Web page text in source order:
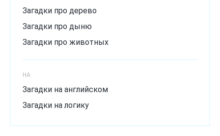
Загадки про дерево
Загадки про дыню
Загадки про животных
Загадки про лёд
Загадки про лето
Загадки про мороз
НА
Загадки на английском
Загадки на логику